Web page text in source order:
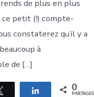
de plus en plus
ce petit (!) compte-
constaterez qu’il y a
à
de […]
Tweetez Partagez 0
PARTAGES